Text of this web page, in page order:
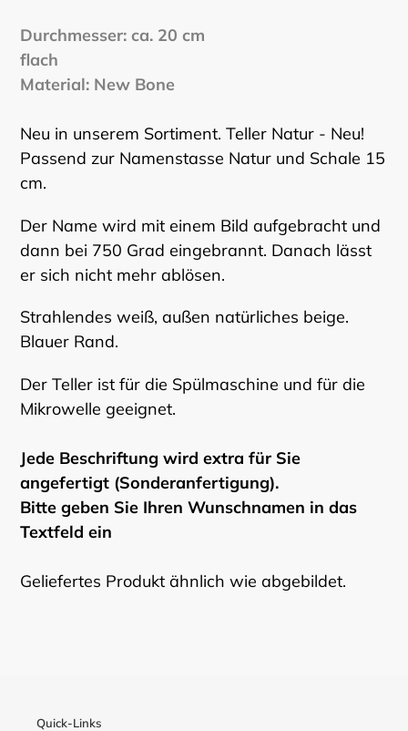
zum
Warenkorb
hinzugefügt
Durchmesser: ca. 20 cm
flach
Material: New Bone
Neu in unserem Sortiment. Teller Natur - Neu!
Passend zur Namenstasse Natur und Schale 15
cm.
Der Name wird mit einem Bild aufgebracht und
dann bei 750 Grad eingebrannt. Danach lässt
er sich nicht mehr ablösen.
Strahlendes weiß, außen natürliches beige.
Blauer Rand.
Der Teller ist für die Spülmaschine und für die
Mikrowelle geeignet.
Jede Beschriftung wird extra für Sie
angefertigt (Sonderanfertigung).
Bitte geben Sie Ihren Wunschnamen in das
Textfeld ein
Geliefertes Produkt ähnlich wie abgebildet.
Quick-Links